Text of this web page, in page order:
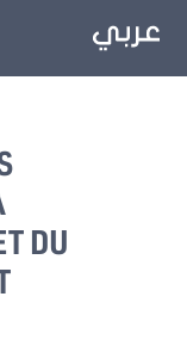
DU